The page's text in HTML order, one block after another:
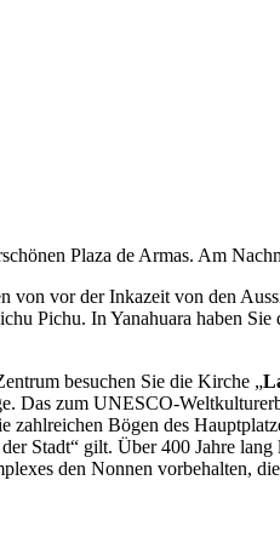
Plaza de Armas. Am
von vor der Inkazeit von den
Pichu. In Yanahuara haben
besuchen Sie die Kirche „
Das zum UNESCO-
Bögen des
Stadt“ gilt. Über 400 Jahre
den Nonnen vorbehalten,